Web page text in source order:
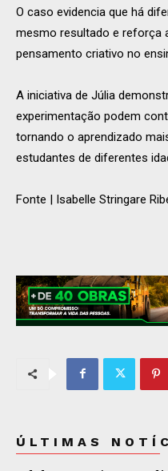
O caso evidencia que há
mesmo resultado e reforça
pensamento criativo no
A iniciativa de Júlia
experimentação podem
tornando o aprendizado
estudantes de diferentes
Fonte | Isabelle Stringare
ÚLTIMAS